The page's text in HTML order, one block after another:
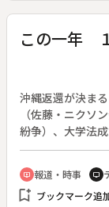
この一年
沖縄返還が決ま
（佐藤・ニクソ
紛争）、大学法
月着陸、東名高
拐殺人事件（江
テレビ政見放送
組途中に音声の
ondemand_video 報道・時事 tv
bookmark_add ブックマーク追